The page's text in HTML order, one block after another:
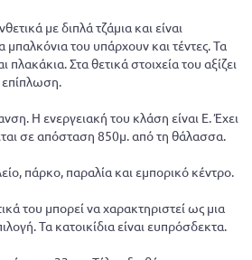
με διπλά τζάμια και είναι
μπαλκόνια του υπάρχουν και τέντες. Τα
πλακάκια. Στα θετικά στοιχεία του αξίζει
επίπλωση.
Η ενεργειακή του κλάση είναι E. Έχει
σε απόσταση 850μ. από τη θάλασσα.
πάρκο, παραλία και εμπορικό κέντρο.
του μπορεί να χαρακτηριστεί ως μια
Τα κατοικίδια είναι ευπρόσδεκτα.